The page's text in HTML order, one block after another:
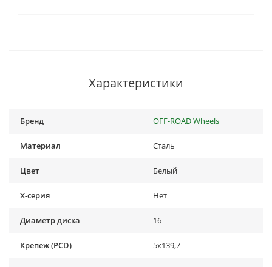
Характеристики
Бренд OFF-ROAD Wheels
Материал Сталь
Цвет Белый
X-серия Нет
Диаметр диска 16
Крепеж (PCD) 5x139,7